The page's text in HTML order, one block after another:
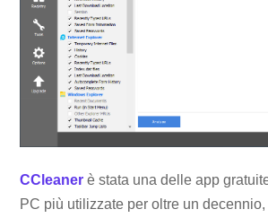
CCleaner è stata una delle app
PC più utilizzate per oltre un